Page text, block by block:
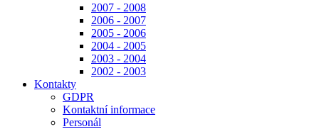
2007 - 2008
2006 - 2007
2005 - 2006
2004 - 2005
2003 - 2004
2002 - 2003
Kontakty
GDPR
Kontaktní informace
Personál